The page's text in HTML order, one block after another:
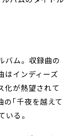
バム。収録曲の
はインディーズ
化が熱望されて
の｢千夜を越えて
る。